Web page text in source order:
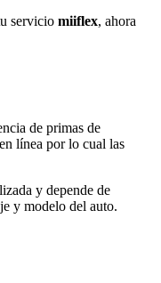
servicio miiflex, ahora
de primas de
línea por lo cual las
y depende de
y modelo del auto.